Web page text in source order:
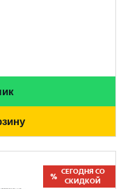
СЕГОДНЯ СО
СКИДКОЙ